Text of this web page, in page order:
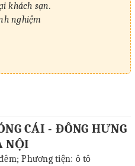
khách sạn.
nghiệm
MC…
vui lòng cộng thêm 10%)
chương trình
CÁI - ĐÔNG HƯNG
NỘI
Phương tiện: ô tô